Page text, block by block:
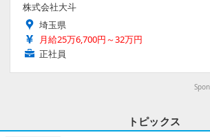
株式会社大斗
埼玉県
月給25万6,700円～32万円
正社員
トピックス